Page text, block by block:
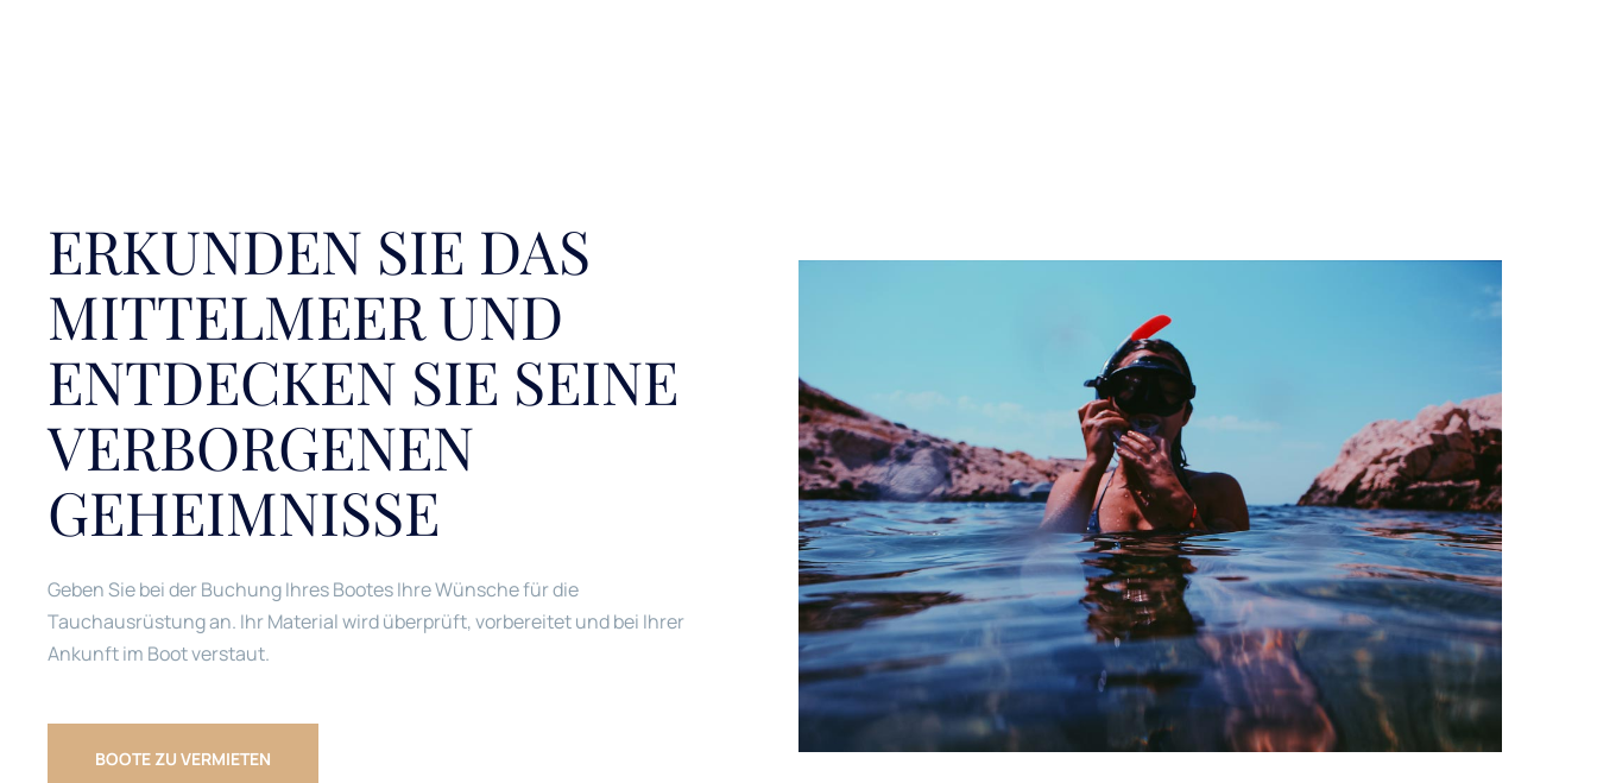
ERKUNDEN SIE DAS
MITTELMEER UND
ENTDECKEN SIE SEINE
VERBORGENEN
GEHEIMNISSE
Geben Sie bei der Buchung Ihres Bootes Ihre Wünsche für die
Tauchausrüstung an. Ihr Material wird überprüft, vorbereitet und bei Ihrer
Ankunft im Boot verstaut.
BOOTE ZU VERMIETEN